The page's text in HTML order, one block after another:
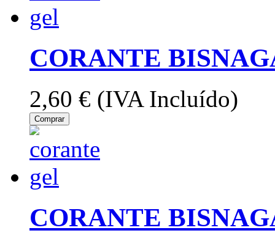
CORANTE
2,60 € (IVA Incluído)
Comprar
CORANTE